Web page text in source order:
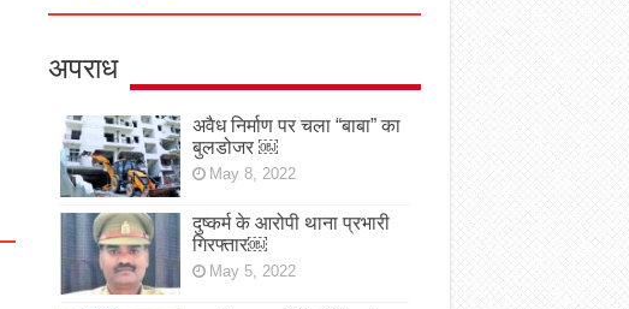
अपराध
अवैध निर्माण पर चला “बाबा” का
बुलडोजर ￼
May 8, 2022
दुष्कर्म के आरोपी थाना प्रभारी
गिरफ्तार￼
May 5, 2022